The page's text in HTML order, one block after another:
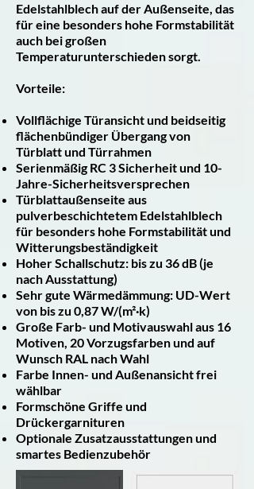
Edelstahlblech auf der Außenseite, das
für eine besonders hohe Formstabilität
auch bei großen
Temperaturunterschieden sorgt.
Vorteile:
Vollflächige Türansicht und beidseitig
flächenbündiger Übergang von
Türblatt und Türrahmen
Serienmäßig RC 3 Sicherheit und 10-
Jahre-Sicherheitsversprechen
Türblattaußenseite aus
pulverbeschichtetem Edelstahlblech
für besonders hohe Formstabilität und
Witterungsbeständigkeit
Hoher Schallschutz: bis zu 36 dB (je
nach Ausstattung)
Sehr gute Wärmedämmung: UD-Wert
von bis zu 0,87 W/(m²·k)
Große Farb- und Motivauswahl aus 16
Motiven, 20 Vorzugsfarben und auf
Wunsch RAL nach Wahl
Farbe Innen- und Außenansicht frei
wählbar
Formschöne Griffe und
Drückergarnituren
Optionale Zusatzausstattungen und
smartes Bedienzubehör